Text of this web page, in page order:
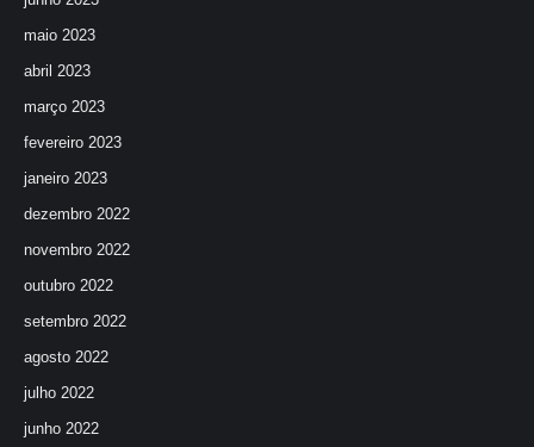
maio 2023
abril 2023
março 2023
fevereiro 2023
janeiro 2023
dezembro 2022
novembro 2022
outubro 2022
setembro 2022
agosto 2022
julho 2022
junho 2022